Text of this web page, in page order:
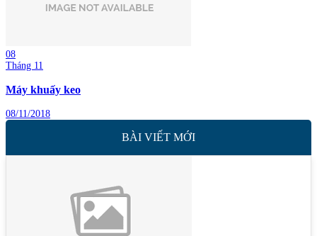
08
Tháng 11
Máy khuấy keo
08/11/2018
BÀI VIẾT MỚI